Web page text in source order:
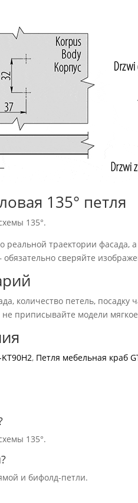
135° петля
135°.
реальной траектории фасада,
сверяйте
количество петель,
не приписывайте модели
, Петля мебельная краб
135°.
и бифолд-петли.